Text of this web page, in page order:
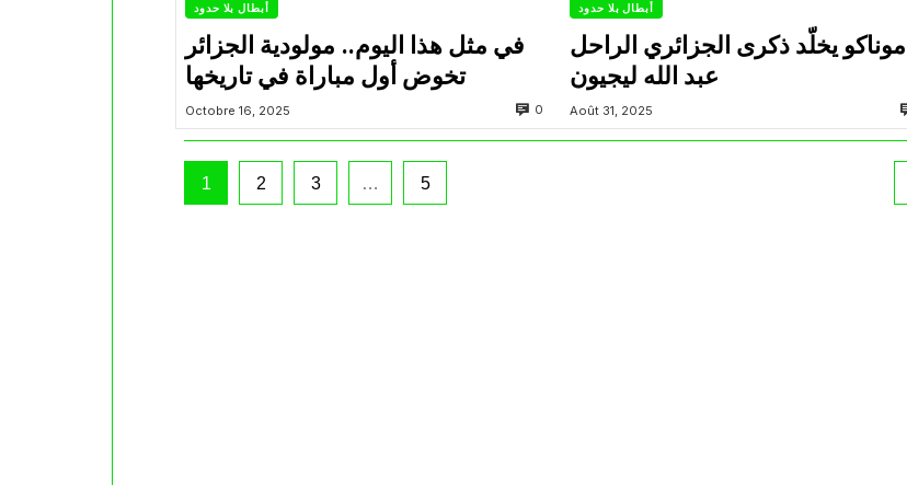
أبطال بلا حدود
في مثل هذا اليوم.. مولودية الجزائر
تخوض أول مباراة في تاريخها
Octobre 16, 2025 0
أبطال بلا حدود
موناكو يخلّد ذكرى الجزائري الراحل
عبد الله ليجيون
Août 31, 2025
1 2 3 … 5